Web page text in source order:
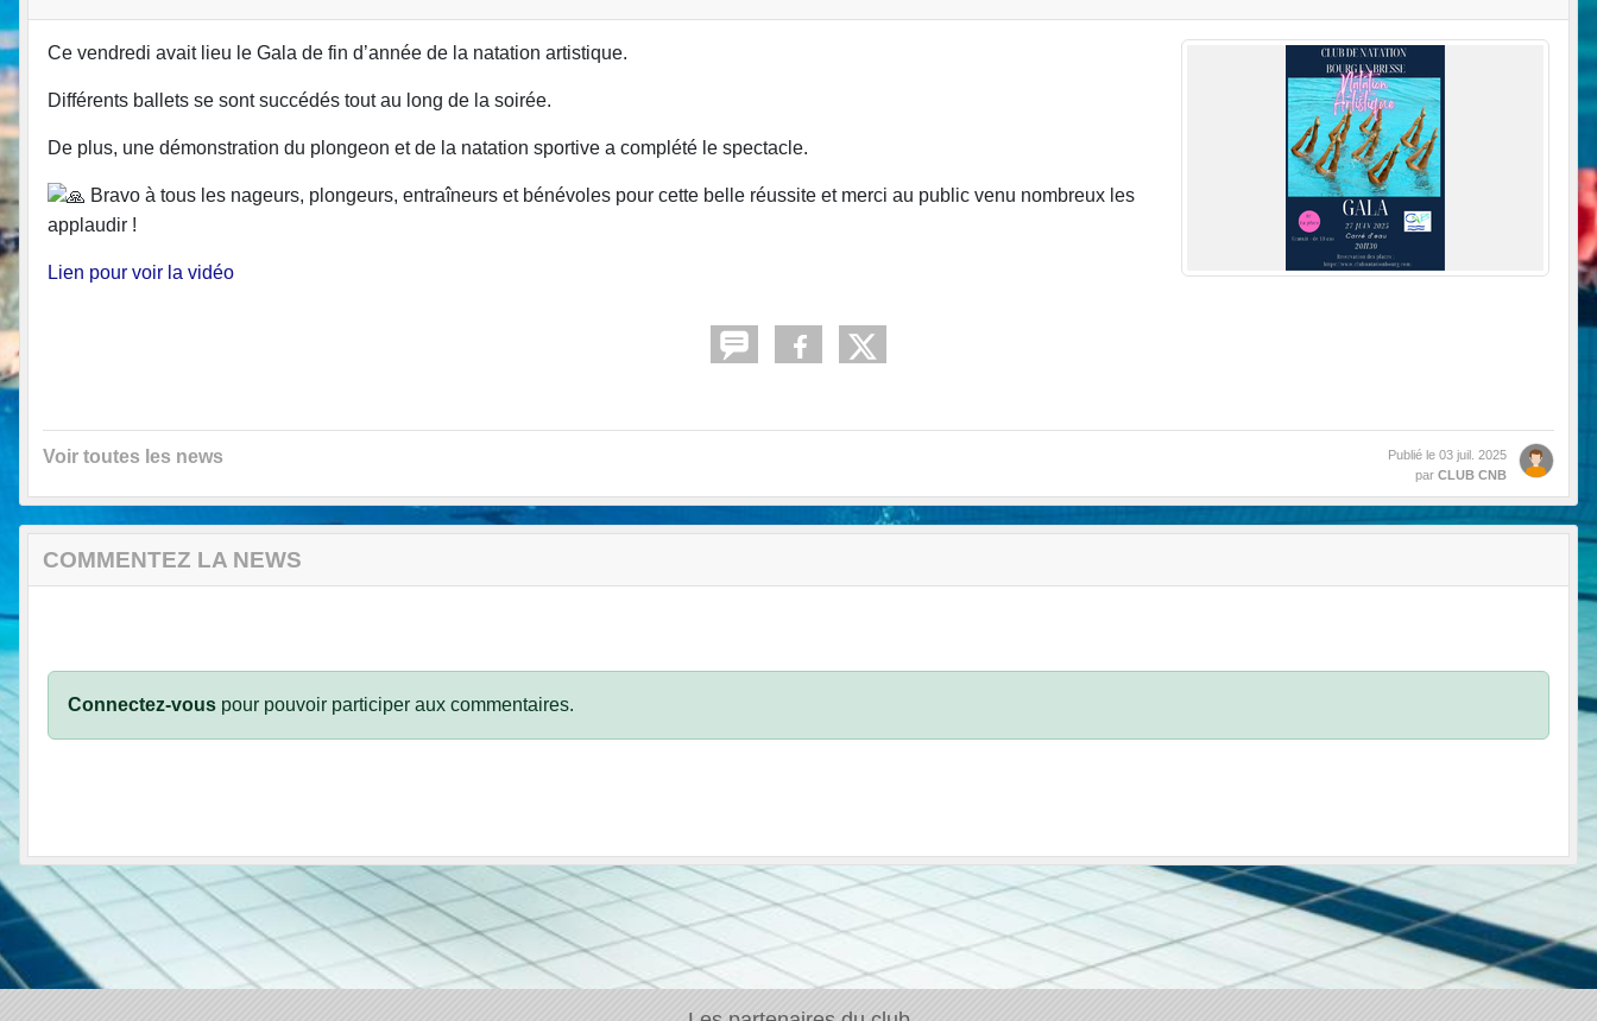
Ce vendredi avait lieu le Gala de fin d’année de la natation artistique.
Différents ballets se sont succédés tout au long de la soirée.
De plus, une démonstration du plongeon et de la natation sportive a complété le spectacle.
Bravo à tous les nageurs, plongeurs, entraîneurs et bénévoles pour cette belle réussite et merci au public venu nombreux les
applaudir !
Lien pour voir la vidéo
Voir toutes les news Publié le 03 juil. 2025
par CLUB CNB
COMMENTEZ LA NEWS
Connectez-vous pour pouvoir participer aux commentaires.